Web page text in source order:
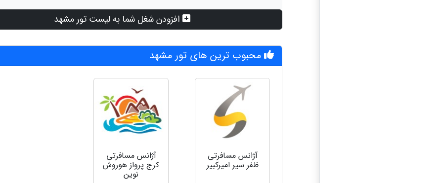
افزودن شغل شما به لیست تور مشهد
محبوب ترین های تور مشهد
آژانس مسافرتی
ظفر سیر امیرکبیر
آژانس مسافرتی
کرج پرواز هوروش
نوین